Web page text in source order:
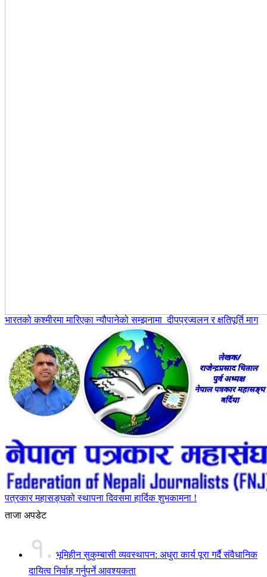
भारतको कश्मीरमा मारिएका न्यौपानेको सम्झनामा दीपप्रज्वलन र क्षतिपूर्ति माग
पत्रकार महासङ्घको स्थापना दिवसमा हार्दिक शुभकामना !
ताजा अपडेट
१. भूमिहीन सुकुम्बासी व्यवस्थापन: अधुरा कार्य पूरा गर्दै संवैधानिक
दायित्व निर्वाह गर्नुपर्ने आवश्यकता